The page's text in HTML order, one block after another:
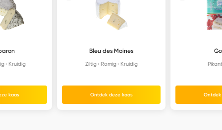
Kruidig
kaas
Bleu des Moines
Ziltig Romig Kruidig
Ontdek deze kaas
Pikant
Ontdek